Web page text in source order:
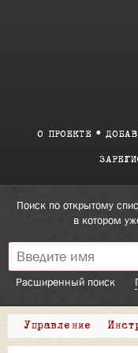
О ПРОЕКТЕ
Поиск по открытому
в котором
Расширенный поиск
Управление